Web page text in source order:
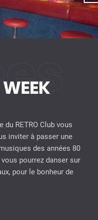
RETRO Club vous
inviter à passer une
des années 80
pourrez danser sur
pour le bonheur de